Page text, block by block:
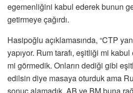
egemenliğini kabul ederek bunun
getirmeye çağırdı.
Hasipoğlu açıklamasında, “CTP
yapıyor. Rum tarafı, eşitliği mi kabul
mi görmedik. Onların dediği gibi
edilsin diye masaya oturduk ama
sonuç alamadık, AB ve BM buna